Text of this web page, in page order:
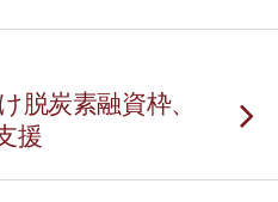
脱炭素融資枠、
援